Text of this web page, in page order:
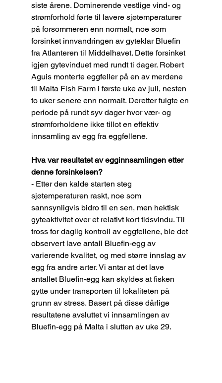
siste årene. Dominerende vestlige vind- og
strømforhold førte til lavere sjøtemperaturer
på forsommeren enn normalt, noe som
forsinket innvandringen av gyteklar Bluefin
fra Atlanteren til Middelhavet. Dette forsinket
igjen gytevinduet med rundt ti dager. Robert
Aguis monterte eggfeller på en av merdene
til Malta Fish Farm i første uke av juli, nesten
to uker senere enn normalt. Deretter fulgte en
periode på rundt syv dager hvor vær- og
strømforholdene ikke tillot en effektiv
innsamling av egg fra eggfellene.
Hva var resultatet av egginnsamlingen etter
denne forsinkelsen?
- Etter den kalde starten steg
sjøtemperaturen raskt, noe som
sannsynligvis bidro til en sen, men hektisk
gyteaktivitet over et relativt kort tidsvindu. Til
tross for daglig kontroll av eggfellene, ble det
observert lave antall Bluefin-egg av
varierende kvalitet, og med større innslag av
egg fra andre arter. Vi antar at det lave
antallet Bluefin-egg kan skyldes at fisken
gytte under transporten til lokaliteten på
grunn av stress. Basert på disse dårlige
resultatene avsluttet vi innsamlingen av
Bluefin-egg på Malta i slutten av uke 29.